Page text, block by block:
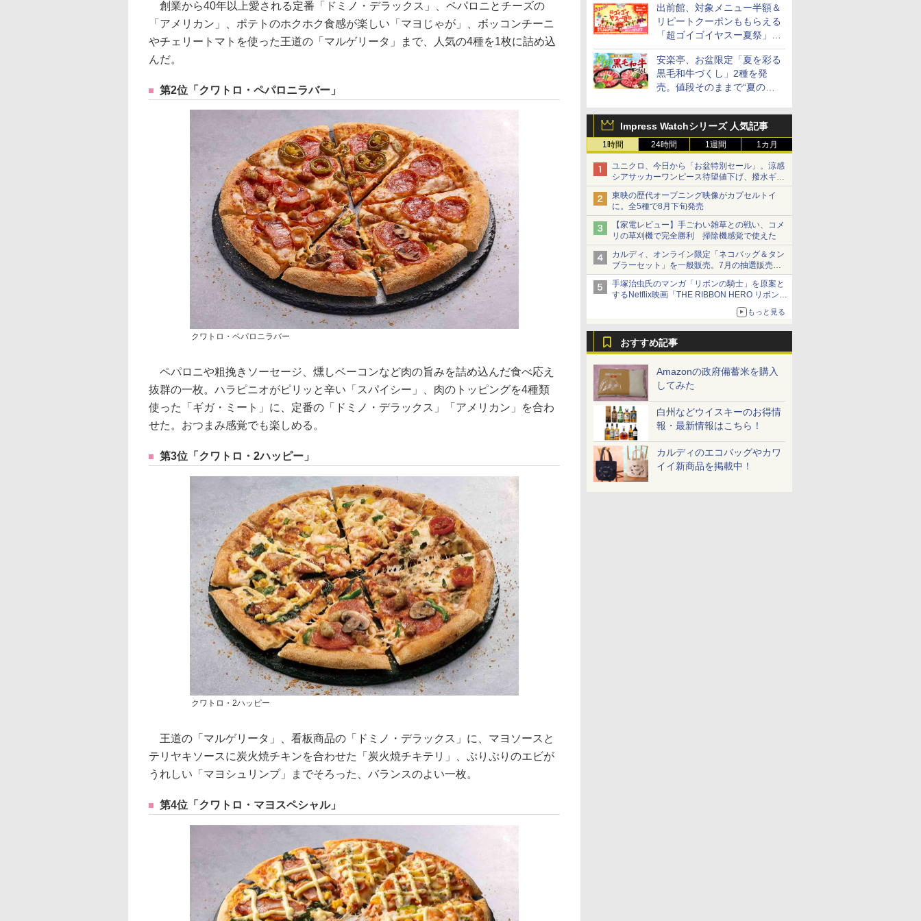
出前館、対象メニュー半額＆
リピートクーポンももらえる
「超ゴイゴイヤスー夏祭」を
実施
安楽亭、お盆限定「夏を彩る
黒毛和牛づくし」2種を発
売。値段そのままで“夏の巻
Impress Watchシリーズ 人気記事
1時間 24時間 1週間 1カ月
ユニクロ、今日から「お盆特別セール」。涼感
シアサッカーワンピース待望値下げ、撥水ギア
ショーツは1990円に
東映の歴代オープニング映像がカプセルトイ
に。全5種で8月下旬発売
【家電レビュー】手ごわい雑草との戦い、コメ
リの草刈機で完全勝利 掃除機感覚で使えた
カルディ、オンライン限定「ネコバッグ＆タン
ブラーセット」を一般販売。7月の抽選販売の
当選無効分
手塚治虫氏のマンガ「リボンの騎士」を原案と
するNetflix映画「THE RIBBON HERO リボンヒ
もっと見る
おすすめ記事
Amazonの政府備蓄米を購入
してみた
白州などウイスキーのお得情
報・最新情報はこちら！
カルディのエコバッグやカワ
イイ新商品を掲載中！
創業から40年以上愛される定番「ドミノ・デラックス」、ペパロニとチーズの
「アメリカン」、ポテトのホクホク食感が楽しい「マヨじゃが」、ボッコンチーニ
やチェリートマトを使った王道の「マルゲリータ」まで、人気の4種を1枚に詰め込
んだ。
第2位「クワトロ・ペパロニラバー」
クワトロ・ペパロニラバー
ペパロニや粗挽きソーセージ、燻しベーコンなど肉の旨みを詰め込んだ食べ応え
抜群の一枚。ハラピニオがピリッと辛い「スパイシー」、肉のトッピングを4種類
使った「ギガ・ミート」に、定番の「ドミノ・デラックス」「アメリカン」を合わ
せた。おつまみ感覚でも楽しめる。
第3位「クワトロ・2ハッピー」
クワトロ・2ハッピー
王道の「マルゲリータ」、看板商品の「ドミノ・デラックス」に、マヨソースと
テリヤキソースに炭火焼チキンを合わせた「炭火焼チキテリ」、ぷりぷりのエビが
うれしい「マヨシュリンプ」までそろった、バランスのよい一枚。
第4位「クワトロ・マヨスペシャル」